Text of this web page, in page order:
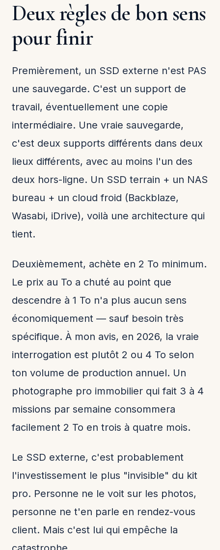
Deux règles de bon sens
pour finir
Premièrement, un SSD externe n'est PAS
une sauvegarde. C'est un support de
travail, éventuellement une copie
intermédiaire. Une vraie sauvegarde,
c'est deux supports différents dans deux
lieux différents, avec au moins l'un des
deux hors-ligne. Un SSD terrain + un NAS
bureau + un cloud froid (Backblaze,
Wasabi, iDrive), voilà une architecture qui
tient.
Deuxièmement, achète en 2 To minimum.
Le prix au To a chuté au point que
descendre à 1 To n'a plus aucun sens
économiquement — sauf besoin très
spécifique. À mon avis, en 2026, la vraie
interrogation est plutôt 2 ou 4 To selon
ton volume de production annuel. Un
photographe pro immobilier qui fait 3 à 4
missions par semaine consommera
facilement 2 To en trois à quatre mois.
Le SSD externe, c'est probablement
l'investissement le plus "invisible" du kit
pro. Personne ne le voit sur les photos,
personne ne t'en parle en rendez-vous
client. Mais c'est lui qui empêche la